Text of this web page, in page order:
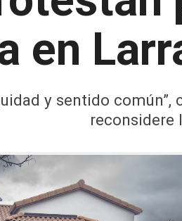
en
y sentido
reconsidere